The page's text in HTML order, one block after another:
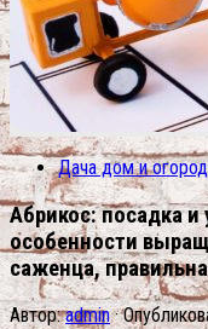
Дача дом и огород
Абрикос: посадка
особенности
саженца,
Автор:admin ·